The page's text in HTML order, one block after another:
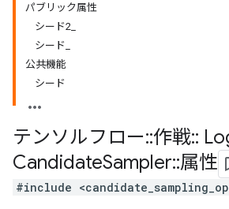
パブリック属性
シード2_
シード_
公共機能
シード
テンソルフロー::作戦::
CandidateSampler::属性
#include